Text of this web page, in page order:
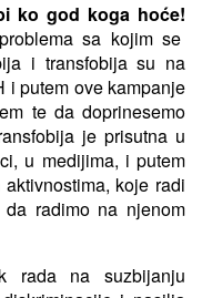
ko god koga hoće!
sa kojim se
i transfobija su na
i putem ove kampanje
te da doprinesemo
je prisutna u
u medijima, i putem
koje radi
radimo na njenom
rada na suzbijanju